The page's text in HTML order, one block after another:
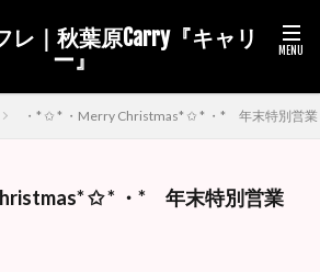
レ｜秋葉原Carry『キャリ
ー』
・* ✩ * ・Merry Christmas* ✩ * ・* 年末特別営業
✩ * ・* 年末特別営業